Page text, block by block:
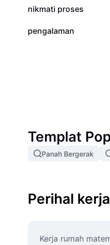
1.6K
nikmati proses
552
pengalaman
Templat
Panah Bergerak
Perihal
Kerja rumah